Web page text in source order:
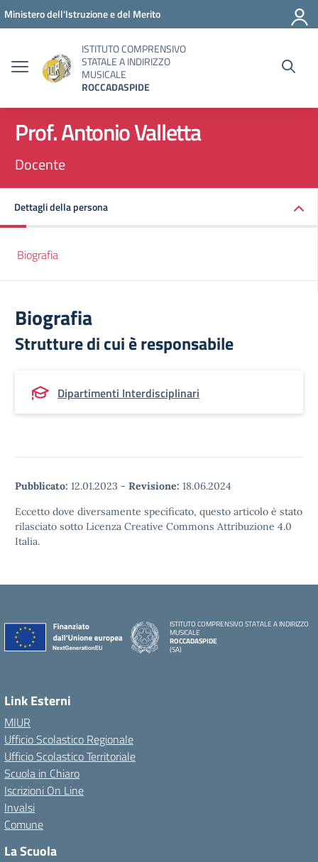
Vai ai contenuti
Vai al menu di navigazione
Vai al footer
Ministero dell'Istruzione e del Merito
ISTITUTO COMPRENSIVO
STATALE A INDIRIZZO
MUSICALE
ROCCADASPIDE
Prof. Antonio Valletta
Docente
Dettagli della persona
Biografia
Biografia
Strutture di cui è responsabile
Dipartimenti Interdisciplinari
Pubblicato: 12.01.2023 - Revisione: 18.06.2024
Eccetto dove diversamente specificato, questo articolo è stato
rilasciato sotto Licenza Creative Commons Attribuzione 4.0
Italia.
ISTITUTO COMPRENSIVO STATALE A INDIRIZZO
MUSICALE
ROCCADASPIDE
(SA)
Link Esterni
MIUR
Ufficio Scolastico Regionale
Ufficio Scolastico Territoriale
Scuola in Chiaro
Iscrizioni On Line
Invalsi
Comune
La Scuola